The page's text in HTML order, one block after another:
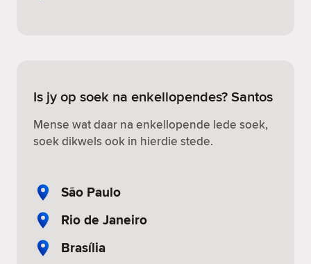
Is jy op soek na enkellopendes? Santos
Mense wat daar na enkellopende lede soek,
soek dikwels ook in hierdie stede.
São Paulo
Rio de Janeiro
Brasília